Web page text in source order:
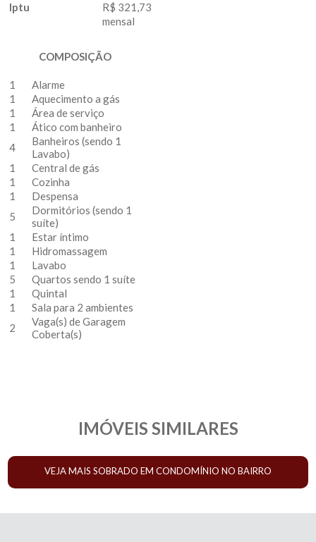
Iptu
R$ 321,73
mensal
COMPOSIÇÃO
1
Alarme
1
Aquecimento a gás
1
Área de serviço
1
Ático com banheiro
4
Banheiros (sendo 1
Lavabo)
1
Central de gás
1
Cozinha
1
Despensa
5
Dormitórios (sendo 1
suíte)
1
Estar íntimo
1
Hidromassagem
1
Lavabo
5
Quartos sendo 1 suíte
1
Quintal
1
Sala para 2 ambientes
2
Vaga(s) de Garagem
Coberta(s)
IMÓVEIS SIMILARES
VEJA MAIS SOBRADO EM CONDOMÍNIO NO BAIRRO